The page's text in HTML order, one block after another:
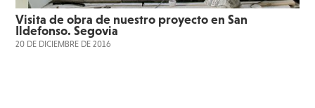
Visita de obra de nuestro proyecto en San
Ildefonso. Segovia
20 DE DICIEMBRE DE 2016